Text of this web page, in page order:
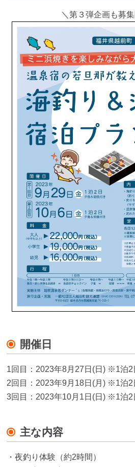
＼第３弾企画も募
開催日
1回目：2023年8月27日(日) ※1泊2
2回目：2023年9月18日(月) ※1泊2
3回目：2023年10月1日(日) ※1泊2
主な内容
・夜釣り体験（約2時間）